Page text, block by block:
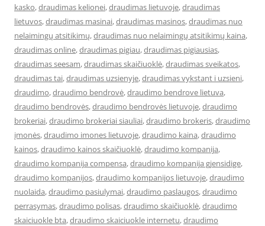
kasko,draudimas kelionei,draudimas lietuvoje,draudimas
lietuvos,draudimas masinai,draudimas masinos,draudimas nuo
nelaimingų atsitikimų,draudimas nuo nelaimingų atsitikimų kaina,
draudimas online,draudimas pigiau,draudimas pigiausias,
draudimas seesam,draudimas skaičiuoklė,draudimas sveikatos,
draudimas tai,draudimas uzsienyje,draudimas vykstant i uzsieni,
draudimo,draudimo bendrovė,draudimo bendrove lietuva,
draudimo bendrovės,draudimo bendrovės lietuvoje,draudimo
brokeriai,draudimo brokeriai siauliai,draudimo brokeris,draudimo
įmonės,draudimo imones lietuvoje,draudimo kaina,draudimo
kainos,draudimo kainos skaičiuoklė,draudimo kompanija,
draudimo kompanija compensa,draudimo kompanija gjensidige,
draudimo kompanijos,draudimo kompanijos lietuvoje,draudimo
nuolaida,draudimo pasiulymai,draudimo paslaugos,draudimo
perrasymas,draudimo polisas,draudimo skaičiuoklė,draudimo
skaiciuokle bta,draudimo skaiciuokle internetu,draudimo